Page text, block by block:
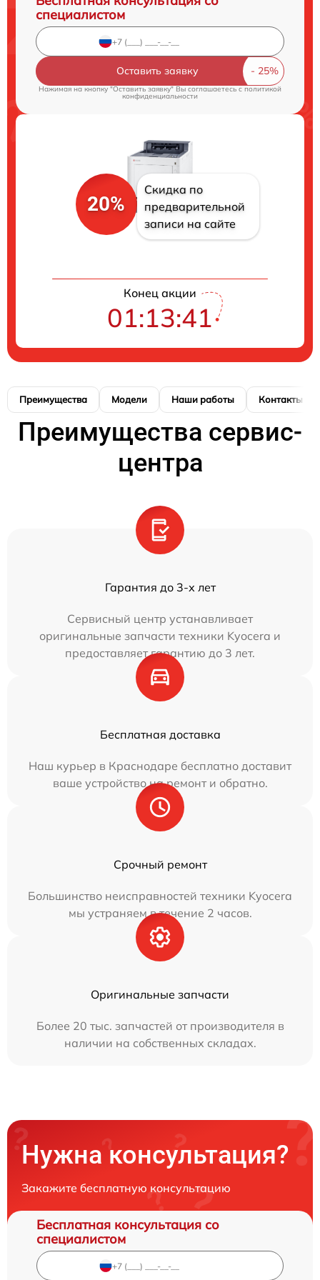
специалистом
Оставить заявку
Нажимая на кнопку "Оставить заявку" Вы соглашаетесь cполитикой
конфиденциальности
20%
Скидка по
предварительной
записи на сайте
Конец акции
01:13:40
Преимущества Модели Наши работы Контакты
Преимущества сервис-
центра
Гарантия до 3-х лет
Сервисный центр устанавливает
оригинальные запчасти техники Kyocera и
предоставляет гарантию до 3 лет.
Бесплатная доставка
Наш курьер в Краснодаре бесплатно доставит
ваше устройство на ремонт и обратно.
Срочный ремонт
Большинство неисправностей техники Kyocera
мы устраняем в течение 2 часов.
Оригинальные запчасти
Более 20 тыс. запчастей от производителя в
наличии на собственных складах.
Нужна консультация?
Закажите бесплатную консультацию
Бесплатная консультация со
специалистом